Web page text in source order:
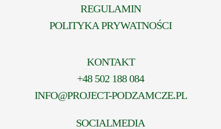
REGULAMIN
POLITYKA PRYWATNOŚCI
KONTAKT
+48 502 188 084
INFO@PROJECT-PODZAMCZE.PL
SOCIALMEDIA